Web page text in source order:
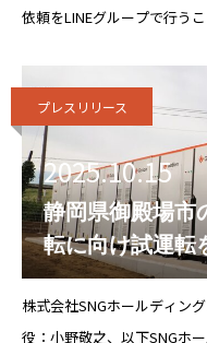
依頼をLINEグループで行う
プレスリリース
2025.10.15
静岡県御殿場市
転に向け試運転
株式会社SNGホールディン
役：小野敬之、以下SNGホ